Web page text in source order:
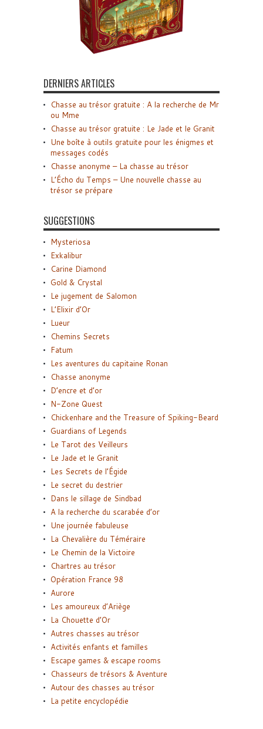
DERNIERS ARTICLES
Chasse au trésor gratuite : A la recherche de Mr
ou Mme
Chasse au trésor gratuite : Le Jade et le Granit
Une boîte à outils gratuite pour les énigmes et
messages codés
Chasse anonyme – La chasse au trésor
L’Écho du Temps – Une nouvelle chasse au
trésor se prépare
SUGGESTIONS
Mysteriosa
Exkalibur
Carine Diamond
Gold & Crystal
Le jugement de Salomon
L’Elixir d’Or
Lueur
Chemins Secrets
Fatum
Les aventures du capitaine Ronan
Chasse anonyme
D’encre et d’or
N-Zone Quest
Chickenhare and the Treasure of Spiking-Beard
Guardians of Legends
Le Tarot des Veilleurs
Le Jade et le Granit
Les Secrets de l’Égide
Le secret du destrier
Dans le sillage de Sindbad
A la recherche du scarabée d’or
Une journée fabuleuse
La Chevalière du Téméraire
Le Chemin de la Victoire
Chartres au trésor
Opération France 98
Aurore
Les amoureux d’Ariège
La Chouette d’Or
Autres chasses au trésor
Activités enfants et familles
Escape games & escape rooms
Chasseurs de trésors & Aventure
Autour des chasses au trésor
La petite encyclopédie